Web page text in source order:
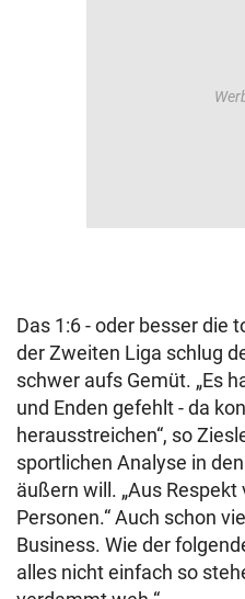
Das 1:6 - oder besser die
der Zweiten Liga schlug
schwer aufs Gemüt. „Es
und Enden gefehlt - da
herausstreichen“, so
sportlichen Analyse in
äußern will. „Aus
Personen.“ Auch schon
Business. Wie der
alles nicht einfach so